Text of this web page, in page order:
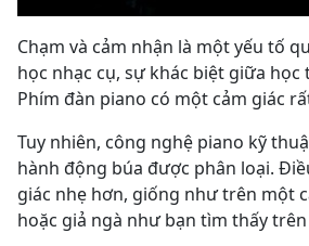
Chạm và cảm nhận là một yếu tố
học nhạc cụ, sự khác biệt giữa
Phím đàn piano có một cảm giác
Tuy nhiên, công nghệ piano kỹ
hành động búa được phân loại.
giác nhẹ hơn, giống như trên một
hoặc giả ngà như bạn tìm thấy